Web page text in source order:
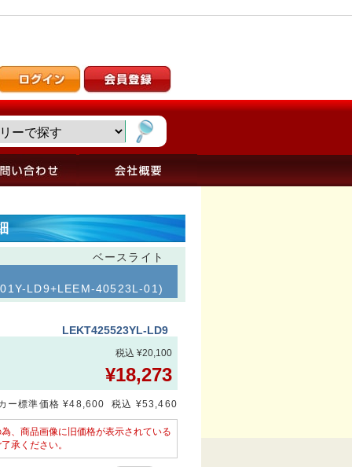
ベースライト
LD9+LEEM-40523L-01)
LEKT425523YL-LD9
税込 ¥20,100
¥18,273
ー標準価格 ¥48,600 税込 ¥53,460
、商品画像に旧価格が表示されている
承ください。